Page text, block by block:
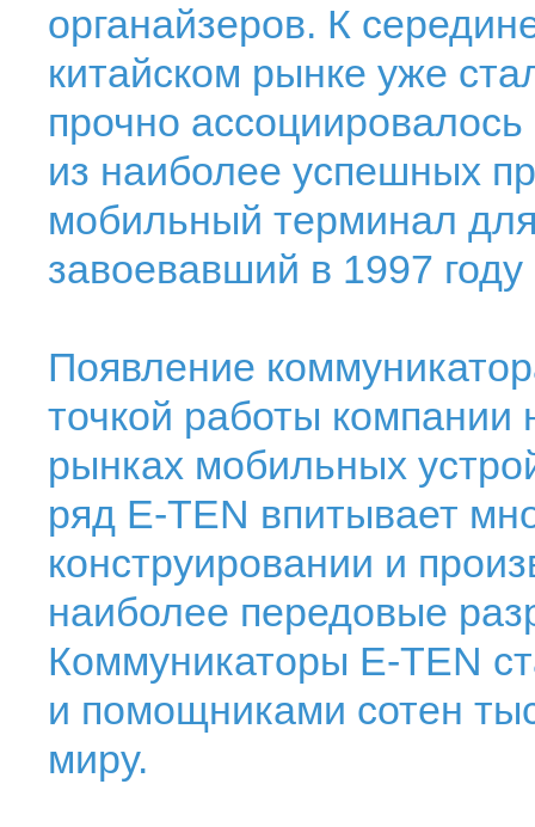
органайзеров. К
китайском рынке уже
прочно
из наиболее успешных
мобильный терминал
завоевавший в 1997
Появление
точкой работы компании
рынках мобильных
ряд E-TEN впитывает
конструировании и
наиболее передовые
Коммуникаторы E-TEN
и помощниками сотен
миру.